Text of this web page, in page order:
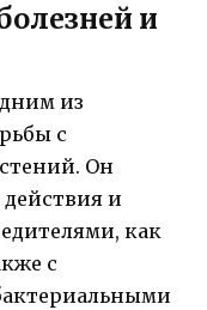
и
из
с
Он
и
как
с